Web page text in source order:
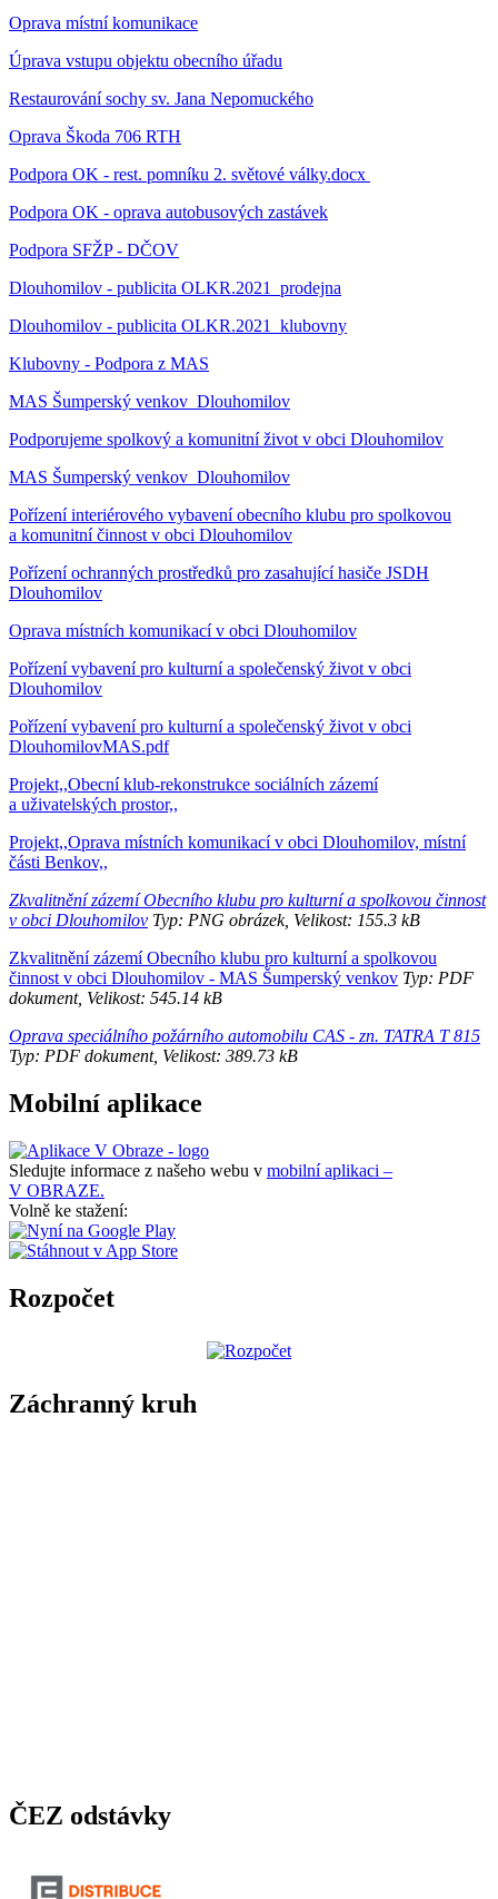
Oprava místní komunikace
Úprava vstupu objektu obecního úřadu
Restaurování sochy sv. Jana Nepomuckého
Oprava Škoda 706 RTH
Podpora OK - rest. pomníku 2. světové války.docx
Podpora OK - oprava autobusových zastávek
Podpora SFŽP - DČOV
Dlouhomilov - publicita OLKR.2021_prodejna
Dlouhomilov - publicita OLKR.2021_klubovny
Klubovny - Podpora z MAS
MAS Šumperský venkov_Dlouhomilov
Podporujeme spolkový a komunitní život v obci Dlouhomilov
MAS Šumperský venkov_Dlouhomilov
Pořízení interiérového vybavení obecního klubu pro spolkovou
a komunitní činnost v obci Dlouhomilov
Pořízení ochranných prostředků pro zasahující hasiče JSDH
Dlouhomilov
Oprava místních komunikací v obci Dlouhomilov
Pořízení vybavení pro kulturní a společenský život v obci
Dlouhomilov
Pořízení vybavení pro kulturní a společenský život v obci
DlouhomilovMAS.pdf
Projekt,,Obecní klub-rekonstrukce sociálních zázemí
a uživatelských prostor,,
Projekt,,Oprava místních komunikací v obci Dlouhomilov, místní
části Benkov,,
Zkvalitnění zázemí Obecního klubu pro kulturní a spolkovou činnost
v obci Dlouhomilov Typ: PNG obrázek, Velikost: 155.3 kB
Zkvalitnění zázemí Obecního klubu pro kulturní a spolkovou
činnost v obci Dlouhomilov - MAS Šumperský venkov Typ: PDF
dokument, Velikost: 545.14 kB
Oprava speciálního požárního automobilu CAS - zn. TATRA T 815
Typ: PDF dokument, Velikost: 389.73 kB
Mobilní aplikace
Sledujte informace z našeho webu v mobilní aplikaci –
V OBRAZE.
Volně ke stažení:
Rozpočet
Záchranný kruh
ČEZ odstávky